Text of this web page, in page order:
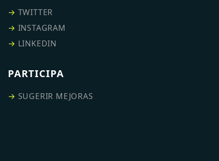
→ TWITTER
→ INSTAGRAM
→ LINKEDIN
PARTICIPA
→ SUGERIR MEJORAS